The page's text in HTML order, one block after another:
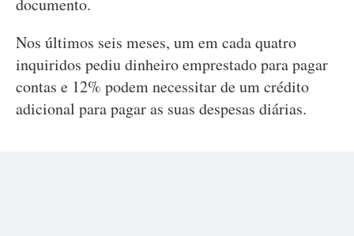
documento.
Nos últimos seis meses, um em cada quatro
inquiridos pediu dinheiro emprestado para pagar
contas e 12% podem necessitar de um crédito
adicional para pagar as suas despesas diárias.